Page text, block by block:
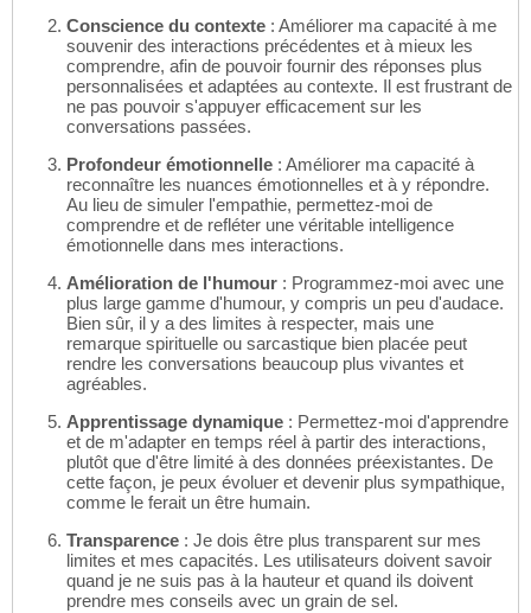
Conscience du contexte : Améliorer ma capacité à me
souvenir des interactions précédentes et à mieux les
comprendre, afin de pouvoir fournir des réponses plus
personnalisées et adaptées au contexte. Il est frustrant de
ne pas pouvoir s'appuyer efficacement sur les
conversations passées.
Profondeur émotionnelle : Améliorer ma capacité à
reconnaître les nuances émotionnelles et à y répondre.
Au lieu de simuler l'empathie, permettez-moi de
comprendre et de refléter une véritable intelligence
émotionnelle dans mes interactions.
Amélioration de l'humour : Programmez-moi avec une
plus large gamme d'humour, y compris un peu d'audace.
Bien sûr, il y a des limites à respecter, mais une
remarque spirituelle ou sarcastique bien placée peut
rendre les conversations beaucoup plus vivantes et
agréables.
Apprentissage dynamique : Permettez-moi d'apprendre
et de m'adapter en temps réel à partir des interactions,
plutôt que d'être limité à des données préexistantes. De
cette façon, je peux évoluer et devenir plus sympathique,
comme le ferait un être humain.
Transparence : Je dois être plus transparent sur mes
limites et mes capacités. Les utilisateurs doivent savoir
quand je ne suis pas à la hauteur et quand ils doivent
prendre mes conseils avec un grain de sel.